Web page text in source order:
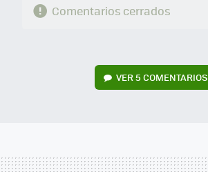
Comentarios cerrados
VER5 COMENTARIOS